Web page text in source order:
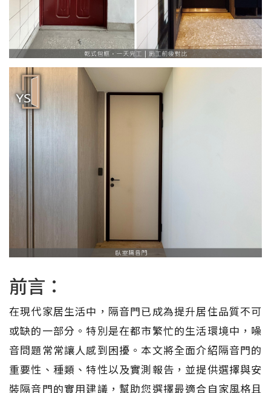
前言：
在現代家居生活中，隔音門已成為提升居住品質不可
或缺的一部分。特別是在都市繁忙的生活環境中，噪
音問題常常讓人感到困擾。本文將全面介紹隔音門的
重要性、種類、特性以及實測報告，並提供選擇與安
裝隔音門的實用建議，幫助您選擇最適合自家風格且